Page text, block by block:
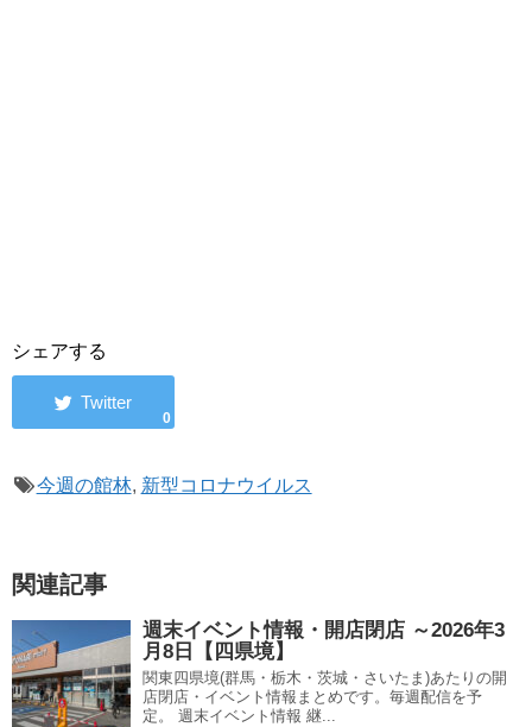
シェアする
0
今週の館林, 新型コロナウイルス
関連記事
週末イベント情報・開店閉店 ～2026年3
月8日【四県境】
関東四県境(群馬・栃木・茨城・さいたま)あたりの開
店閉店・イベント情報まとめです。毎週配信を予
定。 週末イベント情報 継...